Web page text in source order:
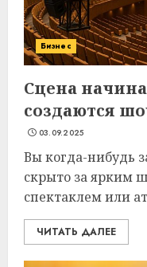
Бизнес
Сцена
создаются
03.09.2025
Вы когда-нибудь
скрыто за ярким
спектаклем или
ЧИТАТЬ ДАЛЕЕ